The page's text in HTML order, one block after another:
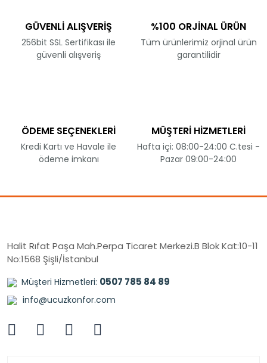
GÜVENLİ ALIŞVERİŞ
256bit SSL Sertifikası ile
güvenli alışveriş
%100 ORJİNAL ÜRÜN
Tüm ürünlerimiz orjinal ürün
garantilidir
ÖDEME SEÇENEKLERİ
Kredi Kartı ve Havale ile
ödeme imkanı
MÜŞTERİ HİZMETLERİ
Hafta içi: 08:00-24:00 C.tesi -
Pazar 09:00-24:00
Halit Rıfat Paşa Mah.Perpa Ticaret Merkezi.B Blok Kat:10-11
No:1568 Şişli/İstanbul
Müşteri Hizmetleri: 0507 785 84 89
info@ucuzkonfor.com